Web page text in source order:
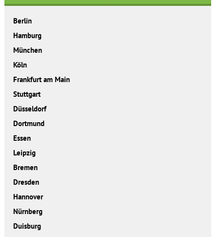
Berlin
Hamburg
München
Köln
Frankfurt am Main
Stuttgart
Düsseldorf
Dortmund
Essen
Leipzig
Bremen
Dresden
Hannover
Nürnberg
Duisburg